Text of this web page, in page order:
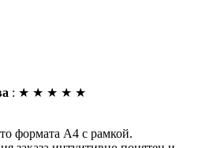
: ★ ★ ★ ★ ★
формата А4 с рамкой.